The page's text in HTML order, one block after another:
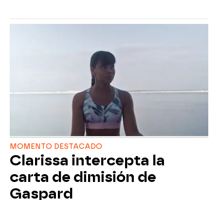
MOMENTO DESTACADO
Clarissa intercepta la
carta de dimisión de
Gaspard